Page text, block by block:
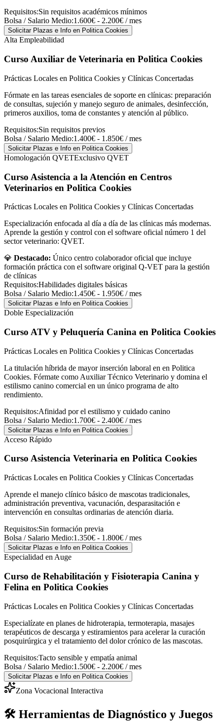
Requisitos:Sin requisitos académicos mínimos
Bolsa / Salario Medio:1.600€ - 2.200€ / mes
Solicitar Plazas e Info en Politica Cookies
Alta Empleabilidad
Curso Auxiliar de Veterinaria en Politica Cookies
Prácticas Locales en Politica Cookies y Clínicas Concertadas
Fórmate en las tareas esenciales de soporte en clínicas: preparación
de consultas, sujeción y manejo seguro de animales, desinfección,
primeros auxilios, toma de constantes y atención al público.
Requisitos:Sin requisitos previos
Bolsa / Salario Medio:1.400€ - 1.850€ / mes
Solicitar Plazas e Info en Politica Cookies
Homologación QVETExclusivo QVET
Curso Asistencia a la Atención en Centros
Veterinarios en Politica Cookies
Prácticas Locales en Politica Cookies y Clínicas Concertadas
Especialización enfocada al día a día de las clínicas más modernas.
Aprende la gestión y control con el software oficial número 1 del
sector veterinario: QVET.
💎 Destacado: Único centro colaborador oficial que incluye
formación práctica con el software original Q-VET para la gestión
de clínicas
Requisitos:Habilidades digitales básicas
Bolsa / Salario Medio:1.450€ - 1.950€ / mes
Solicitar Plazas e Info en Politica Cookies
Doble Especialización
Curso ATV y Peluquería Canina en Politica Cookies
Prácticas Locales en Politica Cookies y Clínicas Concertadas
La titulación híbrida de mayor inserción laboral en en Politica
Cookies. Fórmate como Auxiliar Técnico Veterinario y domina el
estilismo canino comercial en un único programa de alto
rendimiento.
Requisitos:Afinidad por el estilismo y cuidado canino
Bolsa / Salario Medio:1.700€ - 2.400€ / mes
Solicitar Plazas e Info en Politica Cookies
Acceso Rápido
Curso Asistencia Veterinaria en Politica Cookies
Prácticas Locales en Politica Cookies y Clínicas Concertadas
Aprende el manejo clínico básico de mascotas tradicionales,
administración preventiva, vacunación, desparasitación e
intervención en consultas ordinarias de atención diaria.
Requisitos:Sin formación previa
Bolsa / Salario Medio:1.350€ - 1.800€ / mes
Solicitar Plazas e Info en Politica Cookies
Especialidad en Auge
Curso de Rehabilitación y Fisioterapia Canina y
Felina en Politica Cookies
Prácticas Locales en Politica Cookies y Clínicas Concertadas
Especialízate en planes de hidroterapia, termoterapia, masajes
terapéuticos de descarga y estiramientos para acelerar la curación
posquirúrgica y el tratamiento del dolor crónico de las mascotas.
Requisitos:Tacto sensible y empatía animal
Bolsa / Salario Medio:1.500€ - 2.200€ / mes
Solicitar Plazas e Info en Politica Cookies
Zona Vocacional Interactiva
🛠️ Herramientas de Diagnóstico y Juegos